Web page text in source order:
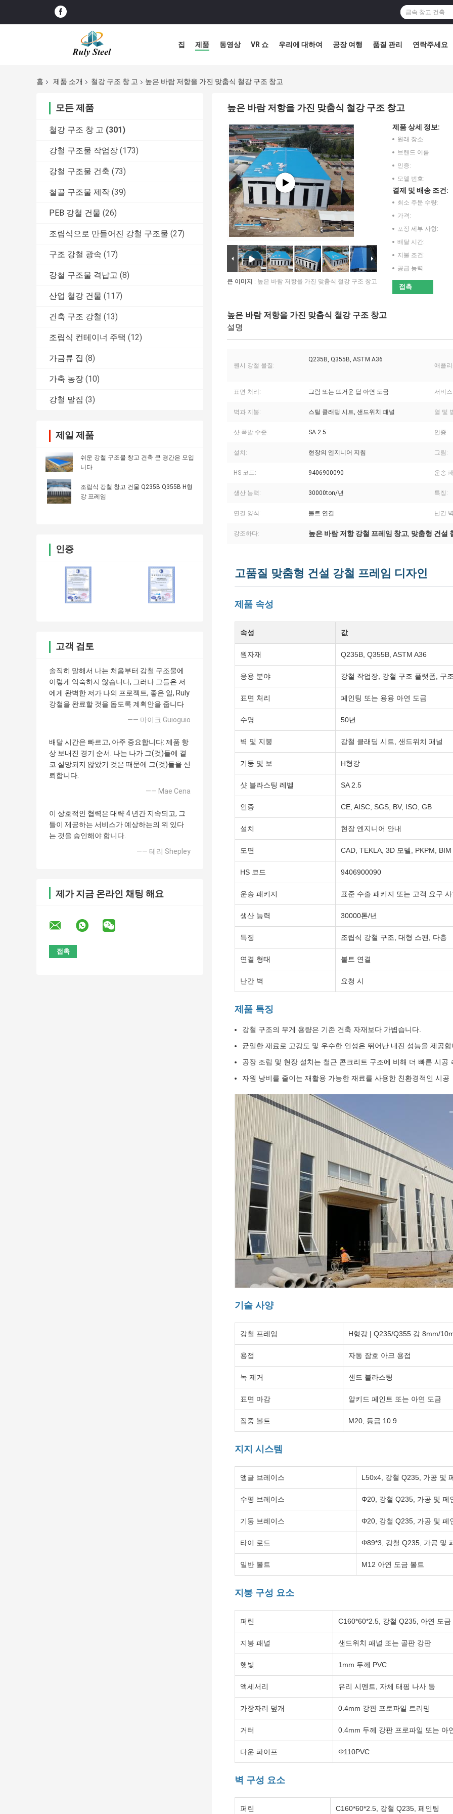
집 제품 동영상 VR 쇼 우리에 대하여 공장 여행 품질 관리 연락주세요
홈 제품 소개 철강 구조 창 고 높은 바람 저항을 가진 맞춤식 철강 구조 창고
모든 제품
철강 구조 창 고 (301)
강철 구조물 작업장 (173)
강철 구조물 건축 (73)
철골 구조물 제작 (39)
PEB 강철 건물 (26)
조립식으로 만들어진 강철 구조물 (27)
구조 강철 광속 (17)
강철 구조물 격납고 (8)
산업 철강 건물 (117)
건축 구조 강철 (13)
조립식 컨테이너 주택 (12)
가금류 집 (8)
가축 농장 (10)
강철 말집 (3)
제일 제품
쉬운 강철 구조물 창고 건축 큰 경간은 모입
니다
조립식 강철 창고 건물 Q235B Q355B H형
강 프레임
인증
고객 검토
솔직히 말해서 나는 처음부터 강철 구조물에
이렇게 익숙하지 않습니다, 그러나 그들은 저
에게 완벽한 저가 나의 프로젝트, 좋은 일, Ruly
강철을 완료할 것을 돕도록 계획안을 줍니다
—— 마이크 Guioguio
배달 시간은 빠르고, 아주 중요합니다: 제품 항
상 보내진 경기 순서. 나는 나가 그(것)들에 결
코 실망되지 않았기 것은 때문에 그(것)들을 신
뢰합니다.
—— Mae Cena
이 상호적인 협력은 대략 4 년간 지속되고, 그
들이 제공하는 서비스가 예상하는의 위 있다
는 것을 승인해야 합니다.
—— 테리 Shepley
제가 지금 온라인 채팅 해요
높은 바람 저항을 가진 맞춤식 철강 구조 창고
큰 이미지 : 높은 바람 저항을 가진 맞춤식 철강 구조 창고
제품 상세 정보:
원래 장소:
브랜드 이름:
인증:
모델 번호:
결제 및 배송 조건:
최소 주문 수량:
가격:
포장 세부 사항:
배달 시간:
지불 조건:
공급 능력:
접촉
높은 바람 저항을 가진 맞춤식 철강 구조 창고
설명
원시 강철 물질:
Q235B, Q355B, ASTM A36
애플
표면 처리: 그림 또는 뜨거운 딥 아연 도금 서비
벽과 지붕: 스틸 클래딩 시트, 샌드위치 패널 열 및
샷 폭발 수준: SA 2.5 인증:
설치: 현장의 엔지니어 지침 그림:
HS 코드: 9406900090 운송
생산 능력: 30000ton/년 특징:
연결 양식: 볼트 연결 난간
강조하다: 높은 바람 저항 강철 프레임 창고, 맞춤형 건설
고품질 맞춤형 건설 강철 프레임 디자인
제품 속성
속성 값
원자재 Q235B, Q355B, ASTM A36
응용 분야 강철 작업장, 강철 구조 플랫폼, 구
표면 처리 페인팅 또는 용융 아연 도금
수명 50년
벽 및 지붕 강철 클래딩 시트, 샌드위치 패널
기둥 및 보 H형강
샷 블라스팅 레벨 SA 2.5
인증 CE, AISC, SGS, BV, ISO, GB
설치 현장 엔지니어 안내
도면 CAD, TEKLA, 3D 모델, PKPM, BIM
HS 코드 9406900090
운송 패키지 표준 수출 패키지 또는 고객 요구
생산 능력 30000톤/년
특징 조립식 강철 구조, 대형 스팬, 다층
연결 형태 볼트 연결
난간 벽 요청 시
제품 특징
강철 구조의 무게 용량은 기존 건축 자재보다 가볍습니다.
균일한 재료로 고강도 및 우수한 인성은 뛰어난 내진 성능을 제공
공장 조립 및 현장 설치는 철근 콘크리트 구조에 비해 더 빠른 시공
자원 낭비를 줄이는 재활용 가능한 재료를 사용한 친환경적인 시공
기술 사양
강철 프레임 H형강 | Q235/Q355 강 8mm/
용접 자동 잠호 아크 용접
녹 제거 샌드 블라스팅
표면 마감 알키드 페인트 또는 아연 도금
집중 볼트 M20, 등급 10.9
지지 시스템
앵글 브레이스 L50x4, 강철 Q235, 가공 및
수평 브레이스 Φ20, 강철 Q235, 가공 및 페
기둥 브레이스 Φ20, 강철 Q235, 가공 및 페
타이 로드 Φ89*3, 강철 Q235, 가공 및
일반 볼트 M12 아연 도금 볼트
지붕 구성 요소
퍼린 C160*60*2.5, 강철 Q235, 아연 도금
지붕 패널 샌드위치 패널 또는 골판 강판
햇빛 1mm 두께 PVC
액세서리 유리 시멘트, 자체 태핑 나사 등
가장자리 덮개 0.4mm 강판 프로파일 트리밍
거터 0.4mm 두께 강판 프로파일 또는 아
다운 파이프 Φ110PVC
벽 구성 요소
퍼린 C160*60*2.5, 강철 Q235, 페인팅